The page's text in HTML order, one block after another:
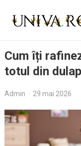
Cum îți
totul din dulap
Admin · 29 mai 2026